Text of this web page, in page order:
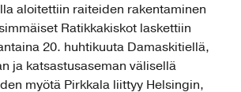
aloitettiin raiteiden rakentaminen
Ratikkakiskot laskettiin
20. huhtikuuta Damaskitiellä,
ja katsastusaseman välisellä
myötä Pirkkala liittyy Helsingin,